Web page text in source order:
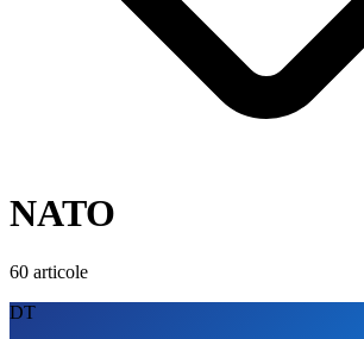
NATO
60 articole
DT